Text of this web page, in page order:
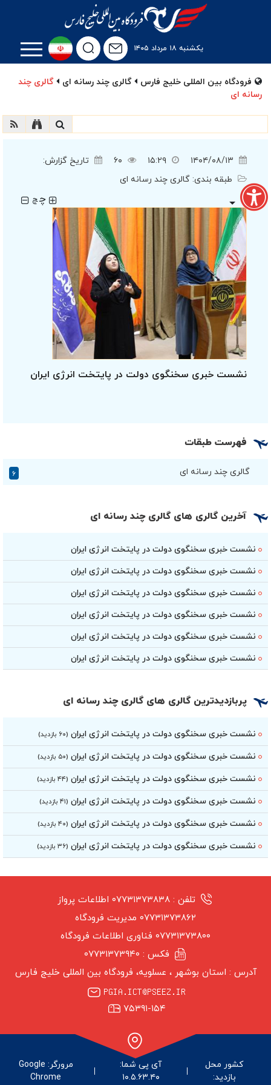
یکشنبه ۱۸ مرداد ۱۴۰۵
فرودگاه بین المللی خلیج فارس گالری چند رسانه ای
گالری چند
رسانه ای
۱۴۰۴/۰۸/۱۳ ۱۵:۲۹ ۶۰
تاریخ گزارش:
طبقه بندی: گالری چند رسانه ای
چچ
نشست خبری سخنگوی دولت در پایتخت انرژی ایران
فهرست طبقات
گالری چند رسانه ای ۶
آخرین گالری های گالری چند رسانه ای
نشست خبری سخنگوی دولت در پایتخت انرژی ایران
نشست خبری سخنگوی دولت در پایتخت انرژی ایران
نشست خبری سخنگوی دولت در پایتخت انرژی ایران
نشست خبری سخنگوی دولت در پایتخت انرژی ایران
نشست خبری سخنگوی دولت در پایتخت انرژی ایران
نشست خبری سخنگوی دولت در پایتخت انرژی ایران
پربازدیدترین گالری های گالری چند رسانه ای
نشست خبری سخنگوی دولت در پایتخت انرژی ایران (۶۰ بازدید)
نشست خبری سخنگوی دولت در پایتخت انرژی ایران (۵۰ بازدید)
نشست خبری سخنگوی دولت در پایتخت انرژی ایران (۴۴ بازدید)
نشست خبری سخنگوی دولت در پایتخت انرژی ایران (۴۱ بازدید)
نشست خبری سخنگوی دولت در پایتخت انرژی ایران (۴۰ بازدید)
نشست خبری سخنگوی دولت در پایتخت انرژی ایران (۳۶ بازدید)
تلفن : ۰۷۷۳۱۳۷۳۸۳۸ اطلاعات پرواز
۰۷۷۳۱۳۷۳۸۶۲ مدیریت فرودگاه
۰۷۷۳۱۳۷۳۸۰۰ فناوری اطلاعات فرودگاه
فکس : ۰۷۷۳۱۳۷۳۹۴۰
آدرس : استان بوشهر ‏، عسلویه، فرودگاه بین المللی خلیج فارس
۷۵۳۹۱-۱۵۴
کشور محل
بازدید:
آی پی شما:
۱۰.۵.۶۳.۴۰
مرورگر: Google
Chrome